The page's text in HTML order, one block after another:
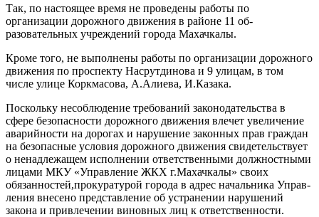
Так, по настоящее время не про­ведены работы по
организации до­рожного движения в районе 11 об­
разовательных учреждений города Махачкалы.
Кроме того, не выполнены рабо­ты по организации дорожного
дви­жения по проспекту Насрутдинова и 9 улицам, в том
числе улице Кор­кмасова, А.Алиева, И.Казака.
Поскольку несоблюдение требо­ваний законодательства в
сфере безопасности дорожного движения влечет увеличение
аварийности на дорогах и нарушение законных прав граждан
на безопасные условия до­рожного движения свидетельствует
о ненадлежащем исполнении ответ­ственными должностными
лицами МКУ «Управление ЖКХ г.Махачкалы» своих
обязанностей,прокуратурой города в адрес начальника Управ­
ления внесено представление об устранении нарушений
закона и привлечении виновных лиц к ответ­ственности.